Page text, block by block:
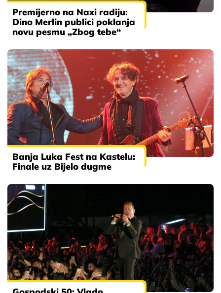
Premijerno na Naxi radiju:
Dino Merlin publici poklanja
novu pesmu „Zbog tebe“
Banja Luka Fest na Kastelu:
Finale uz Bijelo dugme